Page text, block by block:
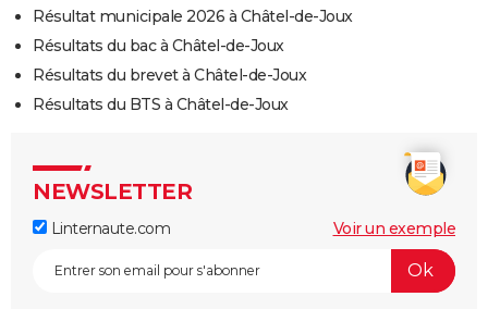
Résultat municipale 2026 à Châtel-de-Joux
Résultats du bac à Châtel-de-Joux
Résultats du brevet à Châtel-de-Joux
Résultats du BTS à Châtel-de-Joux
NEWSLETTER
Linternaute.com Voir un exemple